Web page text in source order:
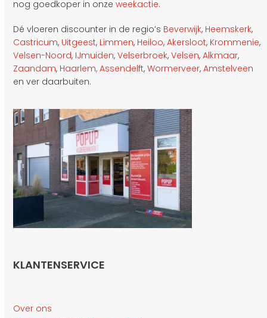
nog goedkoper in onzeweekactie.
Dé vloeren discounter in de regio’s Beverwijk, Heemskerk,
Castricum, Uitgeest, Limmen, Heiloo,Akersloot, Krommenie,
Velsen-Noord, IJmuiden,Velserbroek,Velsen,Alkmaar,
Zaandam, Haarlem, Assendelft,Wormerveer,Amstelveen
en ver daarbuiten.
KLANTENSERVICE
Over ons